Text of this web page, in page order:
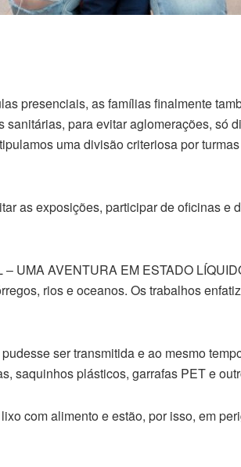
presenciais, as famílias finalmente
para evitar aglomerações, só
uma divisão criteriosa por
as exposições, participar de oficinas e
UMA AVENTURA EM ESTADO
rios e oceanos. Os trabalhos
ser transmitida e ao mesmo
saquinhos plásticos, garrafas PET e
com alimento e estão, por isso, em